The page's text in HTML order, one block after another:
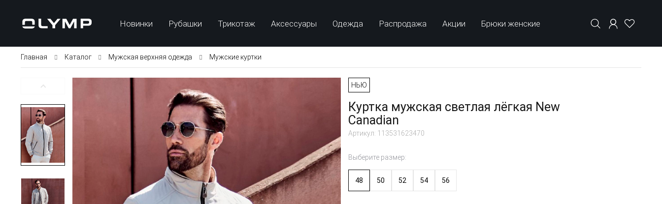
Новинки Рубашки Трикотаж Аксессуары Одежда Распродажа Акции Брюки женские
Главная Каталог Мужская верхняя одежда Мужские куртки
НЬЮ
Куртка мужская светлая лёгкая New
Canadian
Артикул: 113531623470
Выберите размер:
48 50 52 54 56